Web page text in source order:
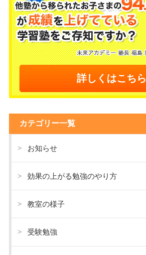
詳しくはこちら
カテゴリー一覧
お知らせ
効果の上がる勉強のやり方
教室の様子
受験勉強